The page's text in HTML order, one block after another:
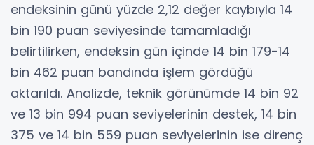
endeksinin günü yüzde 2,12 değer kaybıyla 14
bin 190 puan seviyesinde tamamladığı
belirtilirken, endeksin gün içinde 14 bin 179-14
bin 462 puan bandında işlem gördüğü
aktarıldı. Analizde, teknik görünümde 14 bin 92
ve 13 bin 994 puan seviyelerinin destek, 14 bin
375 ve 14 bin 559 puan seviyelerinin ise direnç